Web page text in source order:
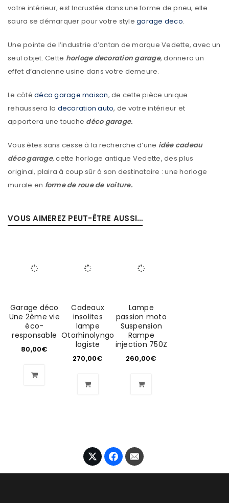
votre intérieur, est Incrustée dans une forme de pneu, elle
saura se démarquer pour votre style garage deco.
Une pointe de l’industrie d’antan de marque Vedette, avec un
seul objet. Cette horloge decoration garage, donnera un
effet d’ancienne usine dans votre demeure.
Le côté déco garage maison, de cette pièce unique
rehaussera la decoration auto, de votre intérieur et
apportera une touche déco garage.
Vous êtes sans cesse à la recherche d’une idée cadeau
déco garage, cette horloge antique Vedette, des plus
original, plaira à coup sûr à son destinataire : une horloge
murale en forme de roue de voiture.
VOUS AIMEREZ PEUT-ÊTRE AUSSI…
Garage déco
Une 2ème vie
éco-
responsable
80,00€
Cadeaux
insolites
lampe
Otorhinolyngo
logiste
270,00€
Lampe
passion moto
Suspension
Rampe
injection 750Z
260,00€